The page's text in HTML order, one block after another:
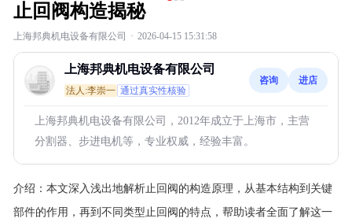
止回阀构造揭秘
上海邦典机电设备有限公司 · 2026-04-15 15:31:58
上海邦典机电设备有限公司
法人:李崇一 通过真实性核验
咨询 进店
上海邦典机电设备有限公司，2012年成立于上海市，主营
分割器、步进电机等，专业权威，经验丰富。
介绍： 本文深入浅出地解析止回阀的构造原理，从基本结构到关键
部件的作用，再到不同类型止回阀的特点，帮助读者全面了解这一